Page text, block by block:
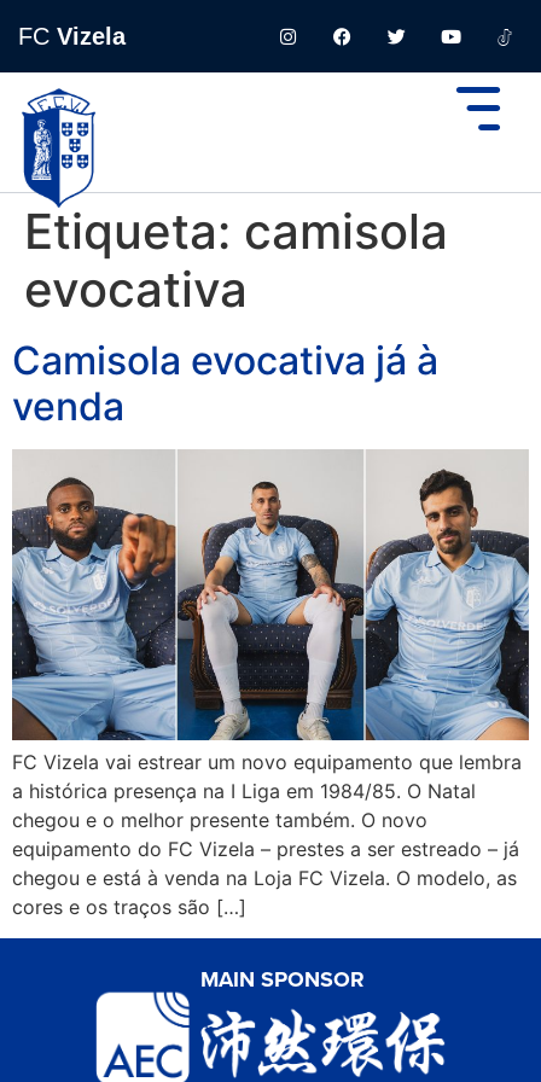
FC Vizela
Etiqueta: camisola
evocativa
Camisola evocativa já à
venda
FC Vizela vai estrear um novo equipamento que lembra
a histórica presença na I Liga em 1984/85. O Natal
chegou e o melhor presente também. O novo
equipamento do FC Vizela – prestes a ser estreado – já
chegou e está à venda na Loja FC Vizela. O modelo, as
cores e os traços são […]
MAIN SPONSOR